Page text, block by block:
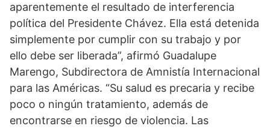
aparentemente el resultado de interferencia
política del Presidente Chávez. Ella está detenida
simplemente por cumplir con su trabajo y por
ello debe ser liberada”, afirmó Guadalupe
Marengo, Subdirectora de Amnistía Internacional
para las Américas. “Su salud es precaria y recibe
poco o ningún tratamiento, además de
encontrarse en riesgo de violencia. Las